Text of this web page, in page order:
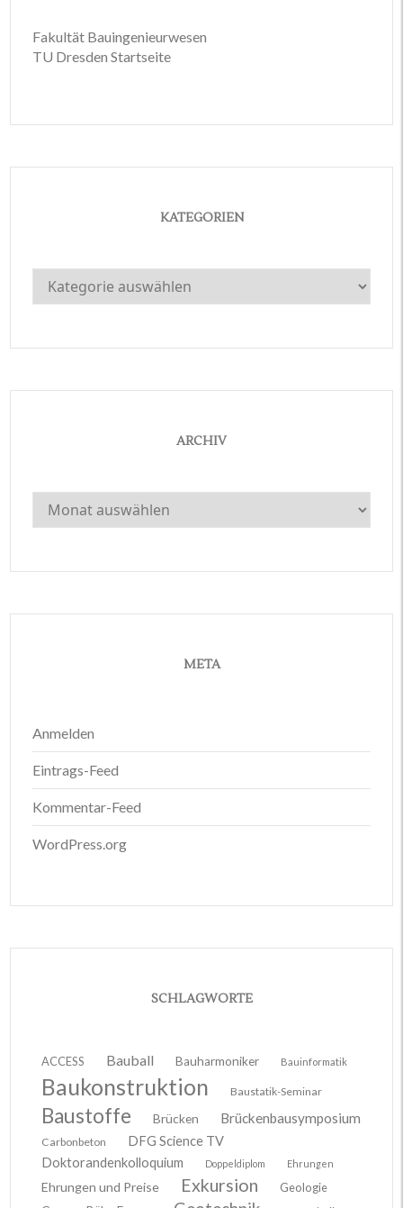
Fakultät Bauingenieurwesen
TU Dresden Startseite
KATEGORIEN
Kategorien
ARCHIV
Archiv
META
Anmelden
Eintrags-Feed
Kommentar-Feed
WordPress.org
SCHLAGWORTE
ACCESS Bauball Bauharmoniker Bauinformatik
Baukonstruktion Baustatik-Seminar
Baustoffe Brücken Brückenbausymposium
Carbonbeton
DFG Science TV
Doktorandenkolloquium
Doppeldiplom Ehrungen
Ehrungen und Preise Exkursion
Geologie